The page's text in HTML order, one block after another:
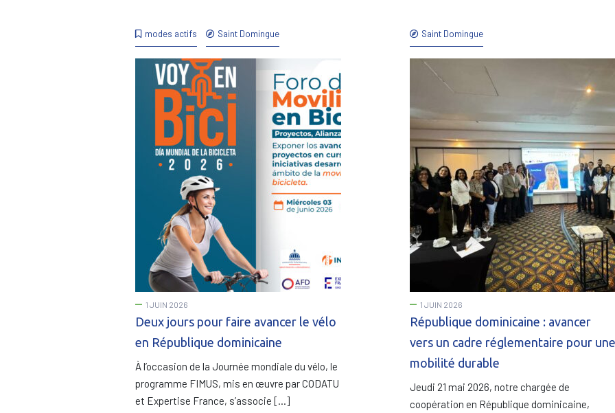
modes actifs Saint Domingue
1 JUIN 2026
Deux jours pour faire avancer le vélo
en République dominicaine
À l’occasion de la Journée mondiale du vélo, le
programme FIMUS, mis en œuvre par CODATU
et Expertise France, s’associe […]
Saint Domingue
1 JUIN 2026
République dominicaine : avancer
vers un cadre réglementaire pour une
mobilité durable
Jeudi 21 mai 2026, notre chargée de
coopération en République dominicaine,